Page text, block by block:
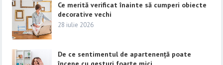
Ce merită verificat înainte să cumperi obiecte
decorative vechi
28 iulie 2026
De ce sentimentul de apartenență poate